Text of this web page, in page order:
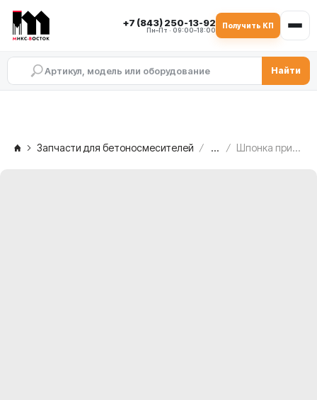
+7 (843) 250-13-92
Пн–Пт · 09:00–18:00
Получить КП
Найти
Запчасти для бетоносмесителей ... Шпонка призматическая DIN 6885 тип A–B MEKA MB 1.0, 1011627